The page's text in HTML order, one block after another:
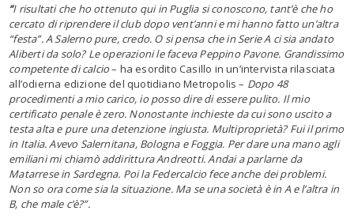
“I risultati che ho ottenuto qui in Puglia si conoscono, tant’è che ho
cercato di riprendere il club dopo vent’anni e mi hanno fatto un’altra
“festa”. A Salerno pure, credo. O si pensa che in Serie A ci sia andato
Aliberti da solo? Le operazioni le faceva Peppino Pavone. Grandissimo
competente di calcio– ha esordito Casillo in un’intervista rilasciata
all’odierna edizione del quotidiano Metropolis – Dopo 48
procedimenti a mio carico, io posso dire di essere pulito. Il mio
certificato penale è zero. Nonostante inchieste da cui sono uscito a
testa alta e pure una detenzione ingiusta. Multiproprietà? Fui il primo
in Italia. Avevo Salernitana, Bologna e Foggia. Per dare una mano agli
emiliani mi chiamò addirittura Andreotti. Andai a parlarne da
Matarrese in Sardegna. Poi la Federcalcio fece anche dei problemi.
Non so ora come sia la situazione. Ma se una società è in A e l’altra in
B, che male c’è?”.